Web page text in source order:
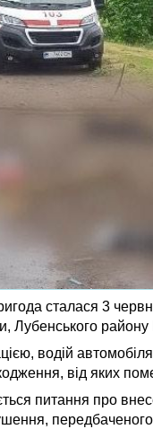
сталася 3
Лубенського
водій
від яких
питання про